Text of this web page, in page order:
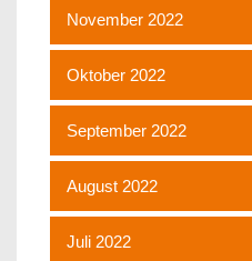
November 2022
Oktober 2022
September 2022
August 2022
Juli 2022